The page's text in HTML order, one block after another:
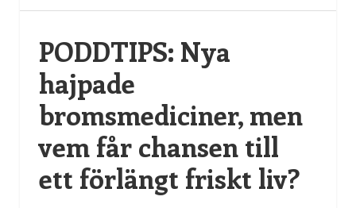
PODDTIPS: Nya
hajpade
bromsmediciner, men
vem får chansen till
ett förlängt friskt liv?